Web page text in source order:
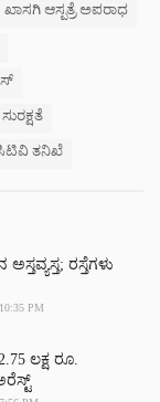
ಖಾಸಗಿ ಆಸ್ಪತ್ರೆ ಅಪರಾಧ
ತನಿಖೆ
ರಸ್ತೆಗಳು
PM
ಲಕ್ಷ ರೂ.